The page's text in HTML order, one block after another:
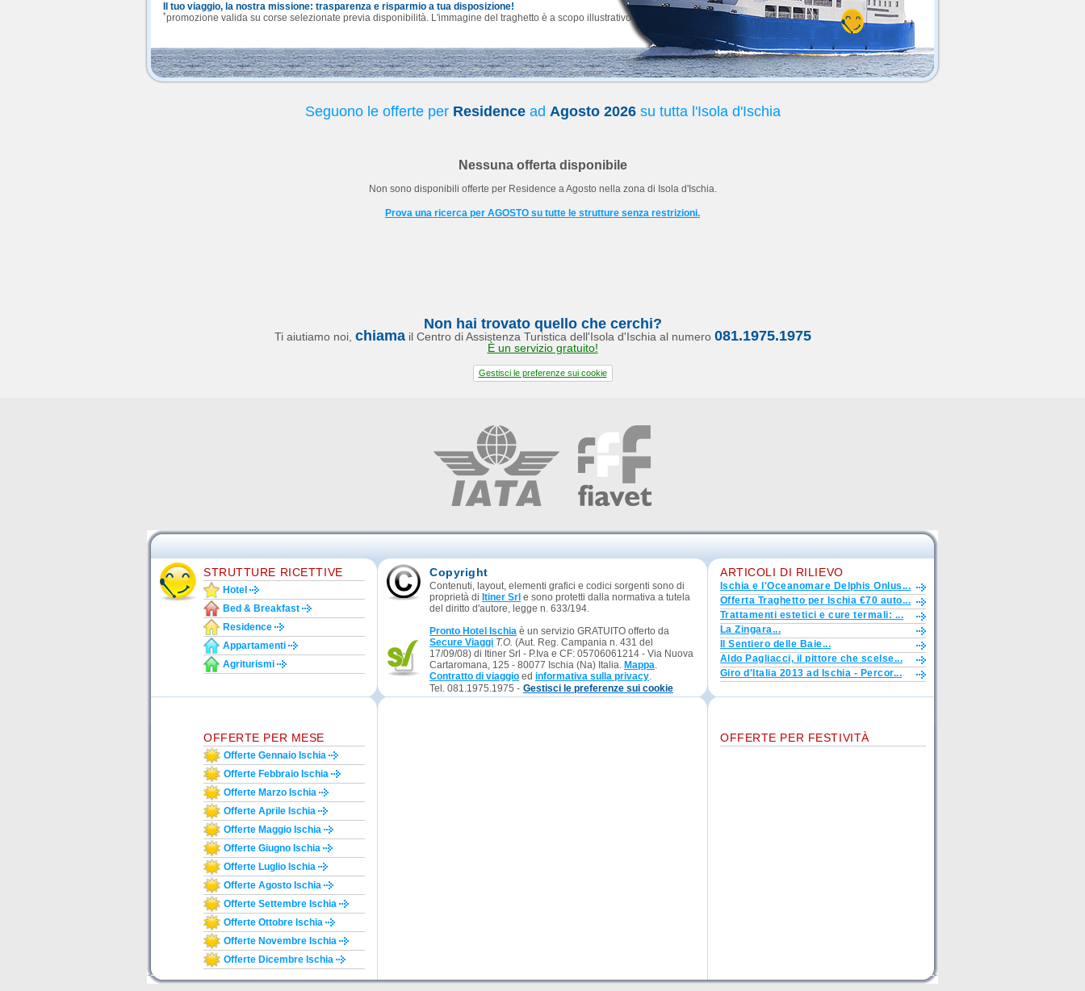
Il tuo viaggio, la nostra missione: trasparenza e risparmio a tua disposizione!
*promozione valida su corse selezionate previa disponibilità. L'immagine del traghetto è a scopo illustrativo.
Seguono le offerte per Residencead Agosto 2026su tutta l'Isola d'Ischia
Nessuna offerta disponibile
Non sono disponibili offerte per Residence aAgosto nella zona di Isola d'Ischia.
Prova una ricerca per AGOSTO su tutte le strutture senza restrizioni.
Non hai trovato quello che cerchi?
Ti aiutiamo noi, chiamail Centro di Assistenza Turistica dell'Isola d'Ischia al numero 081.1975.1975
È un servizio gratuito!
Gestisci le preferenze sui cookie
STRUTTURE RICETTIVE
Hotel
Bed & Breakfast
Residence
Appartamenti
Agriturismi
Copyright
Contenuti, layout, elementi grafici e codici sorgenti sono di
proprietà di Itiner Srl e sono protetti dalla normativa a tutela
del diritto d'autore, legge n. 633/194.
Pronto Hotel Ischia è un servizio GRATUITO offerto da
Secure Viaggi T.O. (Aut. Reg. Campania n. 431 del
17/09/08) di Itiner Srl - P.Iva e CF: 05706061214 - Via Nuova
Cartaromana, 125 - 80077 Ischia (Na) Italia. Mappa.
Contratto di viaggio ed informativa sulla privacy.
Tel. 081.1975.1975 - Gestisci le preferenze sui cookie
ARTICOLI DI RILIEVO
Ischia e l'Oceanomare Delphis Onlus...
Offerta Traghetto per Ischia €70 auto...
Trattamenti estetici e cure termali: ...
La Zingara...
Il Sentiero delle Baie...
Aldo Pagliacci, il pittore che scelse...
Giro d'Italia 2013 ad Ischia - Percor...
OFFERTE PER MESE
Offerte Gennaio Ischia
Offerte Febbraio Ischia
Offerte Marzo Ischia
Offerte Aprile Ischia
Offerte Maggio Ischia
Offerte Giugno Ischia
Offerte Luglio Ischia
Offerte Agosto Ischia
Offerte Settembre Ischia
Offerte Ottobre Ischia
Offerte Novembre Ischia
Offerte Dicembre Ischia
OFFERTE PER FESTIVITÀ